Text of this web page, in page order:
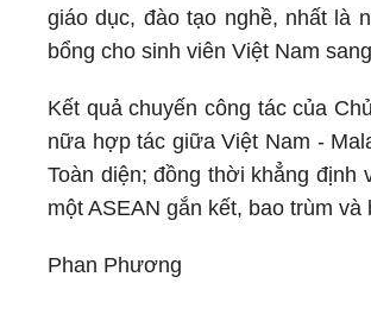
giáo dục, đào tạo nghề, nhất là
bổng cho sinh viên Việt Nam
Kết quả chuyến công tác của
nữa hợp tác giữa Việt Nam -
Toàn diện; đồng thời khẳng định
một ASEAN gắn kết, bao trùm và
Phan Phương